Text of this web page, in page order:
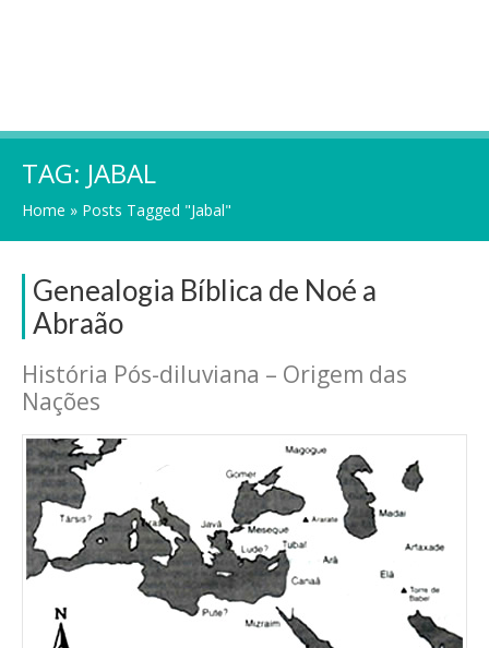
TAG: JABAL
Home » Posts Tagged "Jabal"
Genealogia Bíblica de Noé a
Abraão
História Pós-diluviana – Origem das
Nações